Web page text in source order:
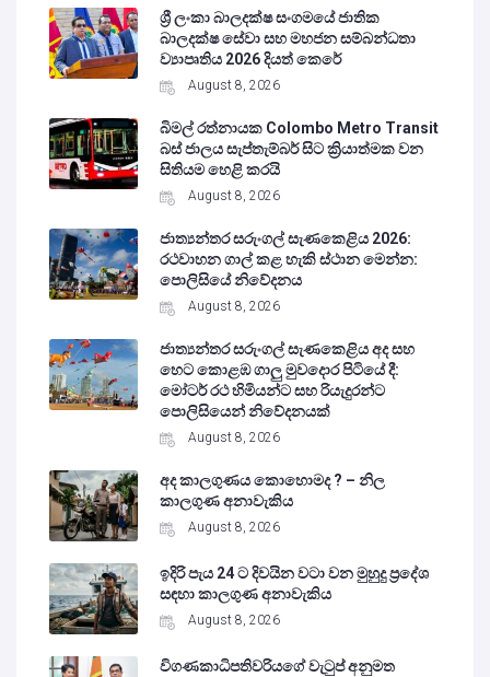
ශ්‍රී ලංකා බාලදක්ෂ සංගමයේ ජාතික
බාලදක්ෂ සේවා සහ මහජන සම්බන්ධතා
ව්‍යාපෘතිය 2026 දියත් කෙරේ
August 8, 2026
බිමල් රත්නායක Colombo Metro Transit
බස් ජාලය සැප්තැම්බර් සිට ක්‍රියාත්මක වන
සිතියම හෙළි කරයි
August 8, 2026
ජාත්‍යන්තර සරුංගල් සැණකෙළිය 2026:
රථවාහන ගාල් කළ හැකි ස්ථාන මෙන්න:
පොලිසියේ නිවේදනය
August 8, 2026
ජාත්‍යන්තර සරුංගල් සැණකෙළිය අද සහ
හෙට කොළඹ ගාලු මුවදොර පිටියේ දී:
මෝටර් රථ හිමියන්ට සහ රියැදුරන්ට
පොලිසියෙන් නිවේදනයක්
August 8, 2026
අද කාලගුණය කොහොමද ? – නිල
කාලගුණ අනාවැකිය
August 8, 2026
ඉදිරි පැය 24 ට දිවයින වටා වන මුහුදු ප්‍රදේශ
සඳහා කාලගුණ අනාවැකිය
August 8, 2026
විගණකාධිපතිවරියගේ වැටුප් අනුමත